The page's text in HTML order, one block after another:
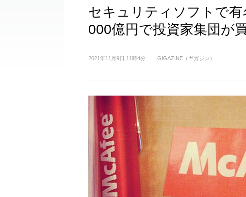
セキュリティソフトで
000億円で投資家集団が
2021年11月9日 11時4分 GIGAZINE（ギガジン）